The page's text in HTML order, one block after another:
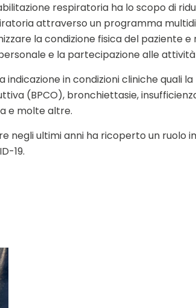
respiratoria ha lo scopo di
attraverso un programma
la condizione fisica del paziente
e la partecipazione alle attività
indicazione in condizioni cliniche quali
(BPCO), bronchiettasie,
e molte altre.
negli ultimi anni ha ricoperto un ruolo
19.